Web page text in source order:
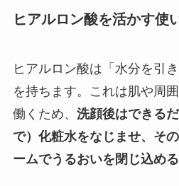
ヒアルロン酸を活かす使
ヒアルロン酸は「水分を引
を持ちます。これは肌や周
働くため、 洗顔後はできる
で）化粧水をなじませ、そ
ームでうるおいを閉じ込める